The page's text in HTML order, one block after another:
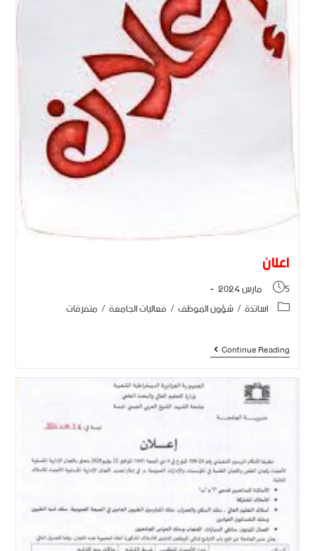
اعلان
5 مارس 2024
اساتذة/شؤون الموظف/ فعاليات الجامعة/ متفرقات
Continue Reading